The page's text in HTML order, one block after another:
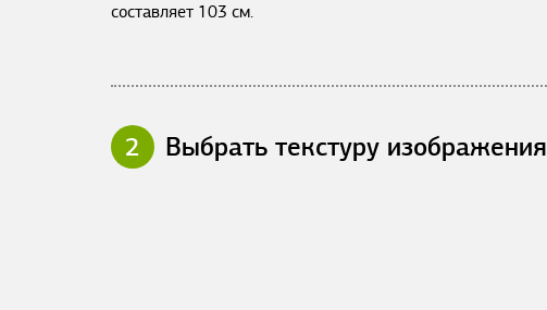
составляет 103 см.
2 Выбрать текстуру изображения